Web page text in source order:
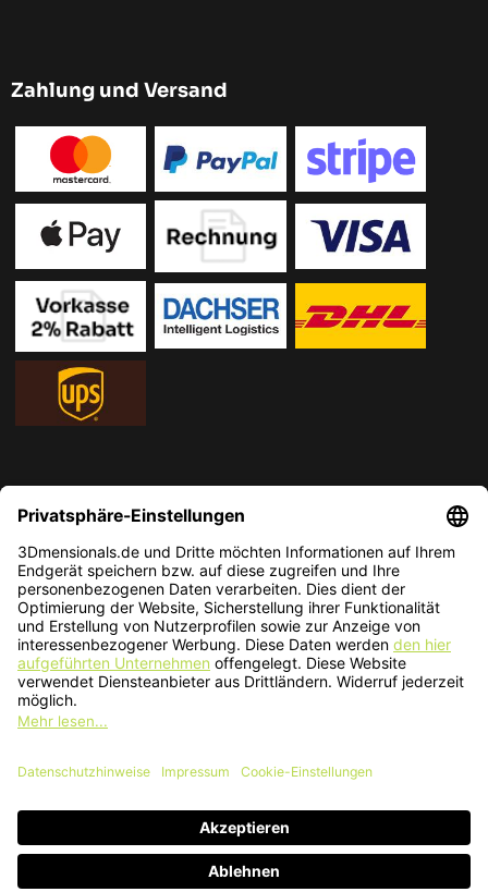
Zahlung und Versand
* Alle Preise in EUR inkl. gesetzl. Mehrwertsteuer zzgl.Versandkosten
Änderungen und Irrtümer vorbehalten. Nur solange der Vorrat reicht.
© 2026 3Dmensionals / PONTIALIS GmbH & Co. KG - All Rights Reserved.​